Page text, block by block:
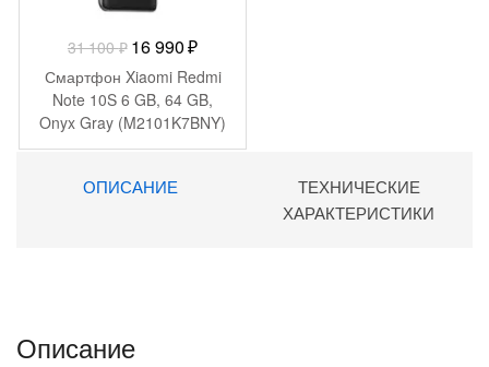
31 100₽ Первоначальная
цена
составляла
31
100 ₽.
16 990₽Текущая
цена:
16
990 ₽.
Смартфон Xiaomi Redmi
Note 10S 6 GB, 64 GB,
Onyx Gray (M2101K7BNY)
ОПИСАНИЕ
ТЕХНИЧЕСКИЕ
ХАРАКТЕРИСТИКИ
Описание